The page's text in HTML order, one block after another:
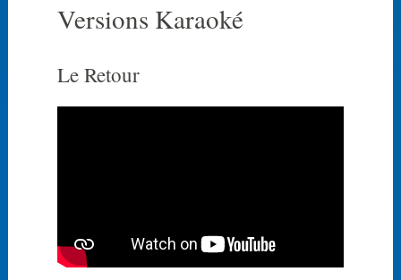
Versions Karaoké
Le Retour